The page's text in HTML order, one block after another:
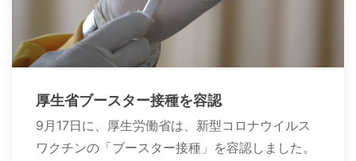
厚生省ブースター接種を容認
9月17日に、厚生労働省は、新型コロナウイルス
ワクチンの「ブースター接種」を容認しました。